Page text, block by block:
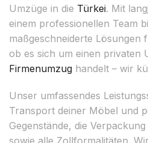
Umzüge in die Türkei. Mit
einem professionellen Team
maßgeschneiderte Lösungen
ob es sich um einen privaten
Firmenumzug handelt – wir
Unser umfassendes
Transport deiner Möbel und
Gegenstände, die
sowie alle Zollformalitäten.